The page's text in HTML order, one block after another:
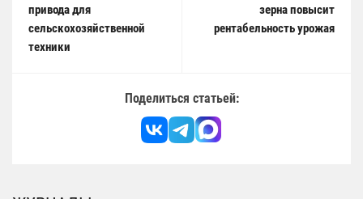
привода для
сельскохозяйственной
техники
зерна повысит
рентабельность урожая
Поделиться статьей: